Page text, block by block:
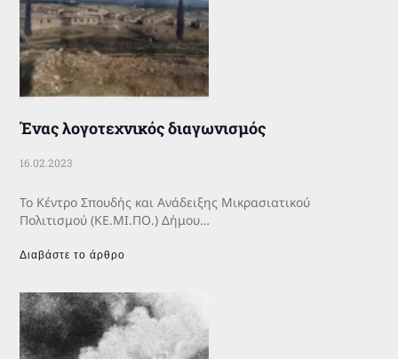
Ένας λογοτεχνικός διαγωνισμός
16.02.2023
Το Κέντρο Σπουδής και Ανάδειξης Μικρασιατικού
Πολιτισμού (ΚΕ.ΜΙ.ΠΟ.) Δήμου…
Διαβάστε το άρθρο